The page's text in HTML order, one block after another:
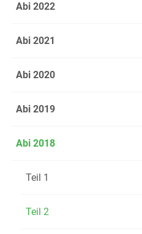
Abi 2022
Abi 2021
Abi 2020
Abi 2019
Abi 2018
Teil 1
Teil 2